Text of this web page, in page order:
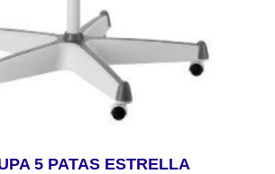
5 PATAS ESTRELLA